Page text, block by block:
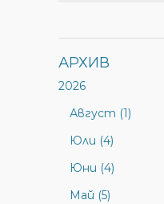
АРХИВ
2026
Август (1)
Юли (4)
Юни (4)
Май (5)